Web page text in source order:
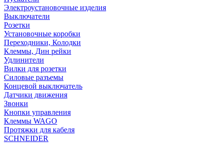
Электроустановочные изделия
Выключатели
Розетки
Установочные коробки
Переходники, Колодки
Клеммы, Дин рейки
Удлинители
Вилки для розетки
Силовые разъемы
Концевой выключатель
Датчики движения
Звонки
Кнопки управления
Клеммы WAGO
Протяжки для кабеля
SCHNEIDER